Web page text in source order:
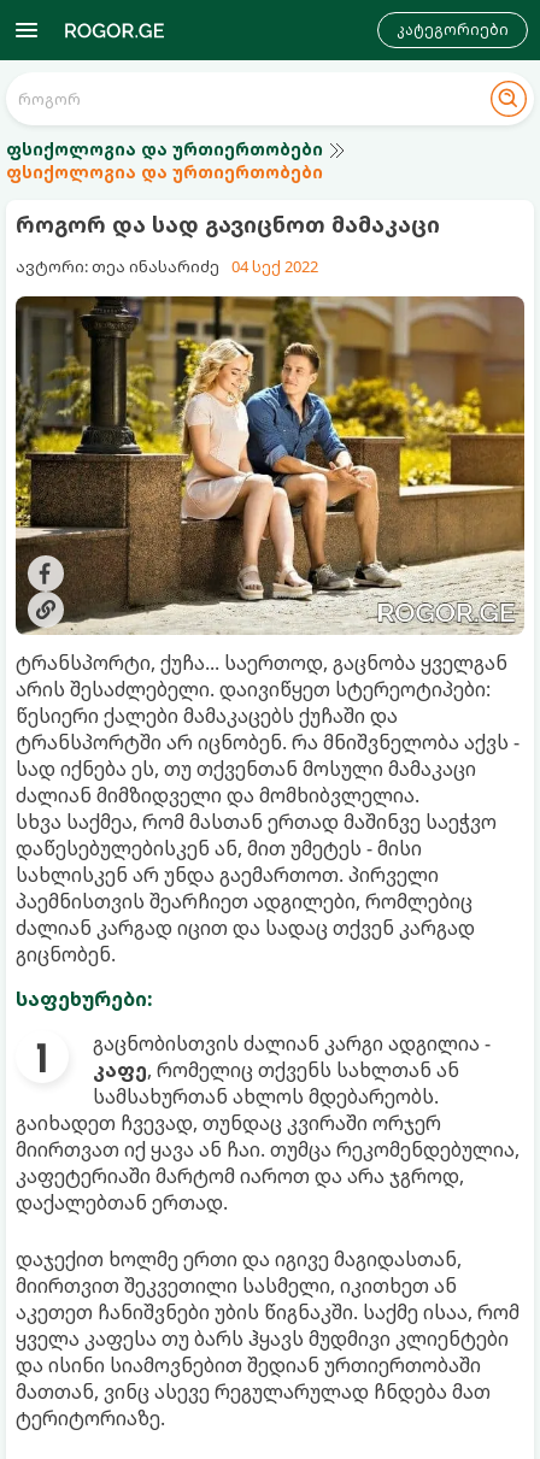
კატეგორიები
ფსიქოლოგია და ურთიერთობები
ფსიქოლოგია და ურთიერთობები
როგორ და სად გავიცნოთ მამაკაცი
ავტორი: თეა ინასარიძე 04 სექ 2022
ტრანსპორტი, ქუჩა... საერთოდ, გაცნობა ყველგან
არის შესაძლებელი. დაივიწყეთ სტერეოტიპები:
წესიერი ქალები მამაკაცებს ქუჩაში და
ტრანსპორტში არ იცნობენ. რა მნიშვნელობა აქვს -
სად იქნება ეს, თუ თქვენთან მოსული მამაკაცი
ძალიან მიმზიდველი და მომხიბვლელია.
სხვა საქმეა, რომ მასთან ერთად მაშინვე საეჭვო
დაწესებულებისკენ ან, მით უმეტეს - მისი
სახლისკენ არ უნდა გაემართოთ. პირველი
პაემნისთვის შეარჩიეთ ადგილები, რომლებიც
ძალიან კარგად იცით და სადაც თქვენ კარგად
გიცნობენ.
საფეხურები:
გაცნობისთვის ძალიან კარგი ადგილია -
კაფე, რომელიც თქვენს სახლთან ან
სამსახურთან ახლოს მდებარეობს.
გაიხადეთ ჩვევად, თუნდაც კვირაში ორჯერ
მიირთვათ იქ ყავა ან ჩაი. თუმცა რეკომენდებულია,
კაფეტერიაში მარტომ იაროთ და არა ჯგროდ,
დაქალებთან ერთად.
დაჯექით ხოლმე ერთი და იგივე მაგიდასთან,
მიირთვით შეკვეთილი სასმელი, იკითხეთ ან
აკეთეთ ჩანიშვნები უბის წიგნაკში. საქმე ისაა, რომ
ყველა კაფესა თუ ბარს ჰყავს მუდმივი კლიენტები
და ისინი სიამოვნებით შედიან ურთიერთობაში
მათთან, ვინც ასევე რეგულარულად ჩნდება მათ
ტერიტორიაზე.